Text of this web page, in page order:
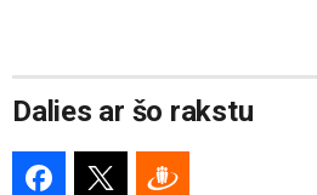
Dalies ar šo rakstu